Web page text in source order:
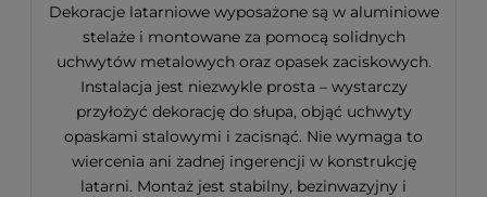
Dekoracje latarniowe wyposażone są w aluminiowe
stelaże i montowane za pomocą solidnych
uchwytów metalowych oraz opasek zaciskowych.
Instalacja jest niezwykle prosta – wystarczy
przyłożyć dekorację do słupa, objąć uchwyty
opaskami stalowymi i zacisnąć. Nie wymaga to
wiercenia ani żadnej ingerencji w konstrukcję
latarni. Montaż jest stabilny, bezinwazyjny i